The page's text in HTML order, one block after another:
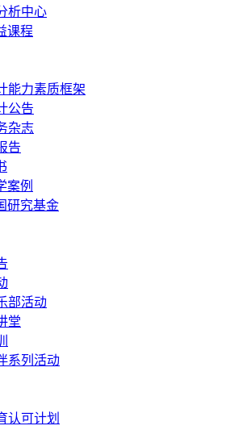
析中心
课程
能力素质框架
公告
杂志
告
案例
研究基金
部活动
堂
系列活动
认可计划